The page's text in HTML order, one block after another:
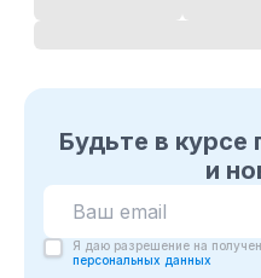
Будьте в курсе
и
Я даю разрешение на
персональных данных